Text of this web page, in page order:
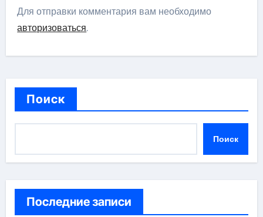
Для отправки комментария вам необходимо
авторизоваться.
Поиск
Поиск
Последние записи